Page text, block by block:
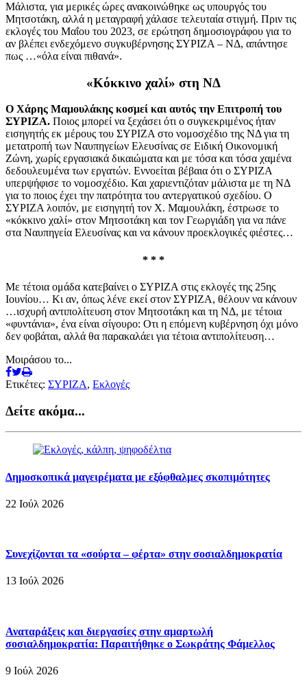
Μάλιστα, για μερικές ώρες ανακοινώθηκε ως υπουργός του
Μητσοτάκη, αλλά η μεταγραφή χάλασε τελευταία στιγμή. Πριν τις
εκλογές του Μαΐου του 2023, σε ερώτηση δημοσιογράφου για το
αν βλέπει ενδεχόμενο συγκυβέρνησης ΣΥΡΙΖΑ – ΝΔ, απάντησε
πως …«όλα είναι πιθανά».
«Κόκκινο χαλί» στη ΝΔ
Ο Χάρης Μαμουλάκης κοσμεί και αυτός την Επιτροπή του
ΣΥΡΙΖΑ. Ποιος μπορεί να ξεχάσει ότι ο συγκεκριμένος ήταν
εισηγητής εκ μέρους του ΣΥΡΙΖΑ στο νομοσχέδιο της ΝΔ για τη
μετατροπή των Ναυπηγείων Ελευσίνας σε Ειδική Οικονομική
Ζώνη, χωρίς εργασιακά δικαιώματα και με τόσα και τόσα χαμένα
δεδουλευμένα των εργατών. Εννοείται βέβαια ότι ο ΣΥΡΙΖΑ
υπερψήφισε το νομοσχέδιο. Και χαριεντιζόταν μάλιστα με τη ΝΔ
για το ποιος έχει την πατρότητα του αντεργατικού σχεδίου. Ο
ΣΥΡΙΖΑ λοιπόν, με εισηγητή τον Χ. Μαμουλάκη, έστρωσε το
«κόκκινο χαλί» στον Μητσοτάκη και τον Γεωργιάδη για να πάνε
στα Ναυπηγεία Ελευσίνας και να κάνουν προεκλογικές φιέστες…
* * *
Με τέτοια ομάδα κατεβαίνει ο ΣΥΡΙΖΑ στις εκλογές της 25ης
Ιουνίου… Κι αν, όπως λένε εκεί στον ΣΥΡΙΖΑ, θέλουν να κάνουν
…ισχυρή αντιπολίτευση στον Μητσοτάκη και τη ΝΔ, με τέτοια
«φυντάνια», ένα είναι σίγουρο: Οτι η επόμενη κυβέρνηση όχι μόνο
δεν φοβάται, αλλά θα παρακαλάει για τέτοια αντιπολίτευση…
Μοιράσου το...
Ετικέτες: ΣΥΡΙΖΑ, Εκλογές
Δείτε ακόμα...
Δημοσκοπικά μαγειρέματα με εξόφθαλμες σκοπιμότητες
22 Ιούλ 2026
Συνεχίζονται τα «σούρτα – φέρτα» στην σοσιαλδημοκρατία
13 Ιούλ 2026
Αναταράξεις και διεργασίες στην αμαρτωλή
σοσιαλδημοκρατία: Παραιτήθηκε ο Σωκράτης Φάμελλος
9 Ιούλ 2026